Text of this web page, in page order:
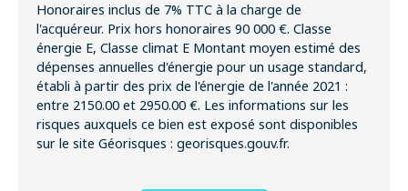
Honoraires inclus de 7% TTC à la charge de
l'acquéreur. Prix hors honoraires 90 000 €. Classe
énergie E, Classe climat E Montant moyen estimé des
dépenses annuelles d'énergie pour un usage standard,
établi à partir des prix de l'énergie de l'année 2021 :
entre 2150.00 et 2950.00 €. Les informations sur les
risques auxquels ce bien est exposé sont disponibles
sur le site Géorisques : georisques.gouv.fr.